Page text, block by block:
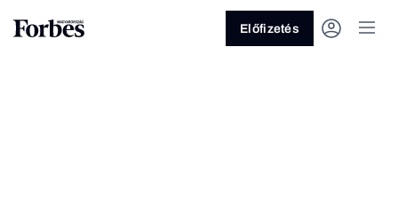
Előfizetés